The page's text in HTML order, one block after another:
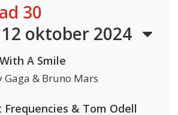
30
12 oktober 2024
A Smile
Gaga & Bruno Mars
Frequencies & Tom Odell